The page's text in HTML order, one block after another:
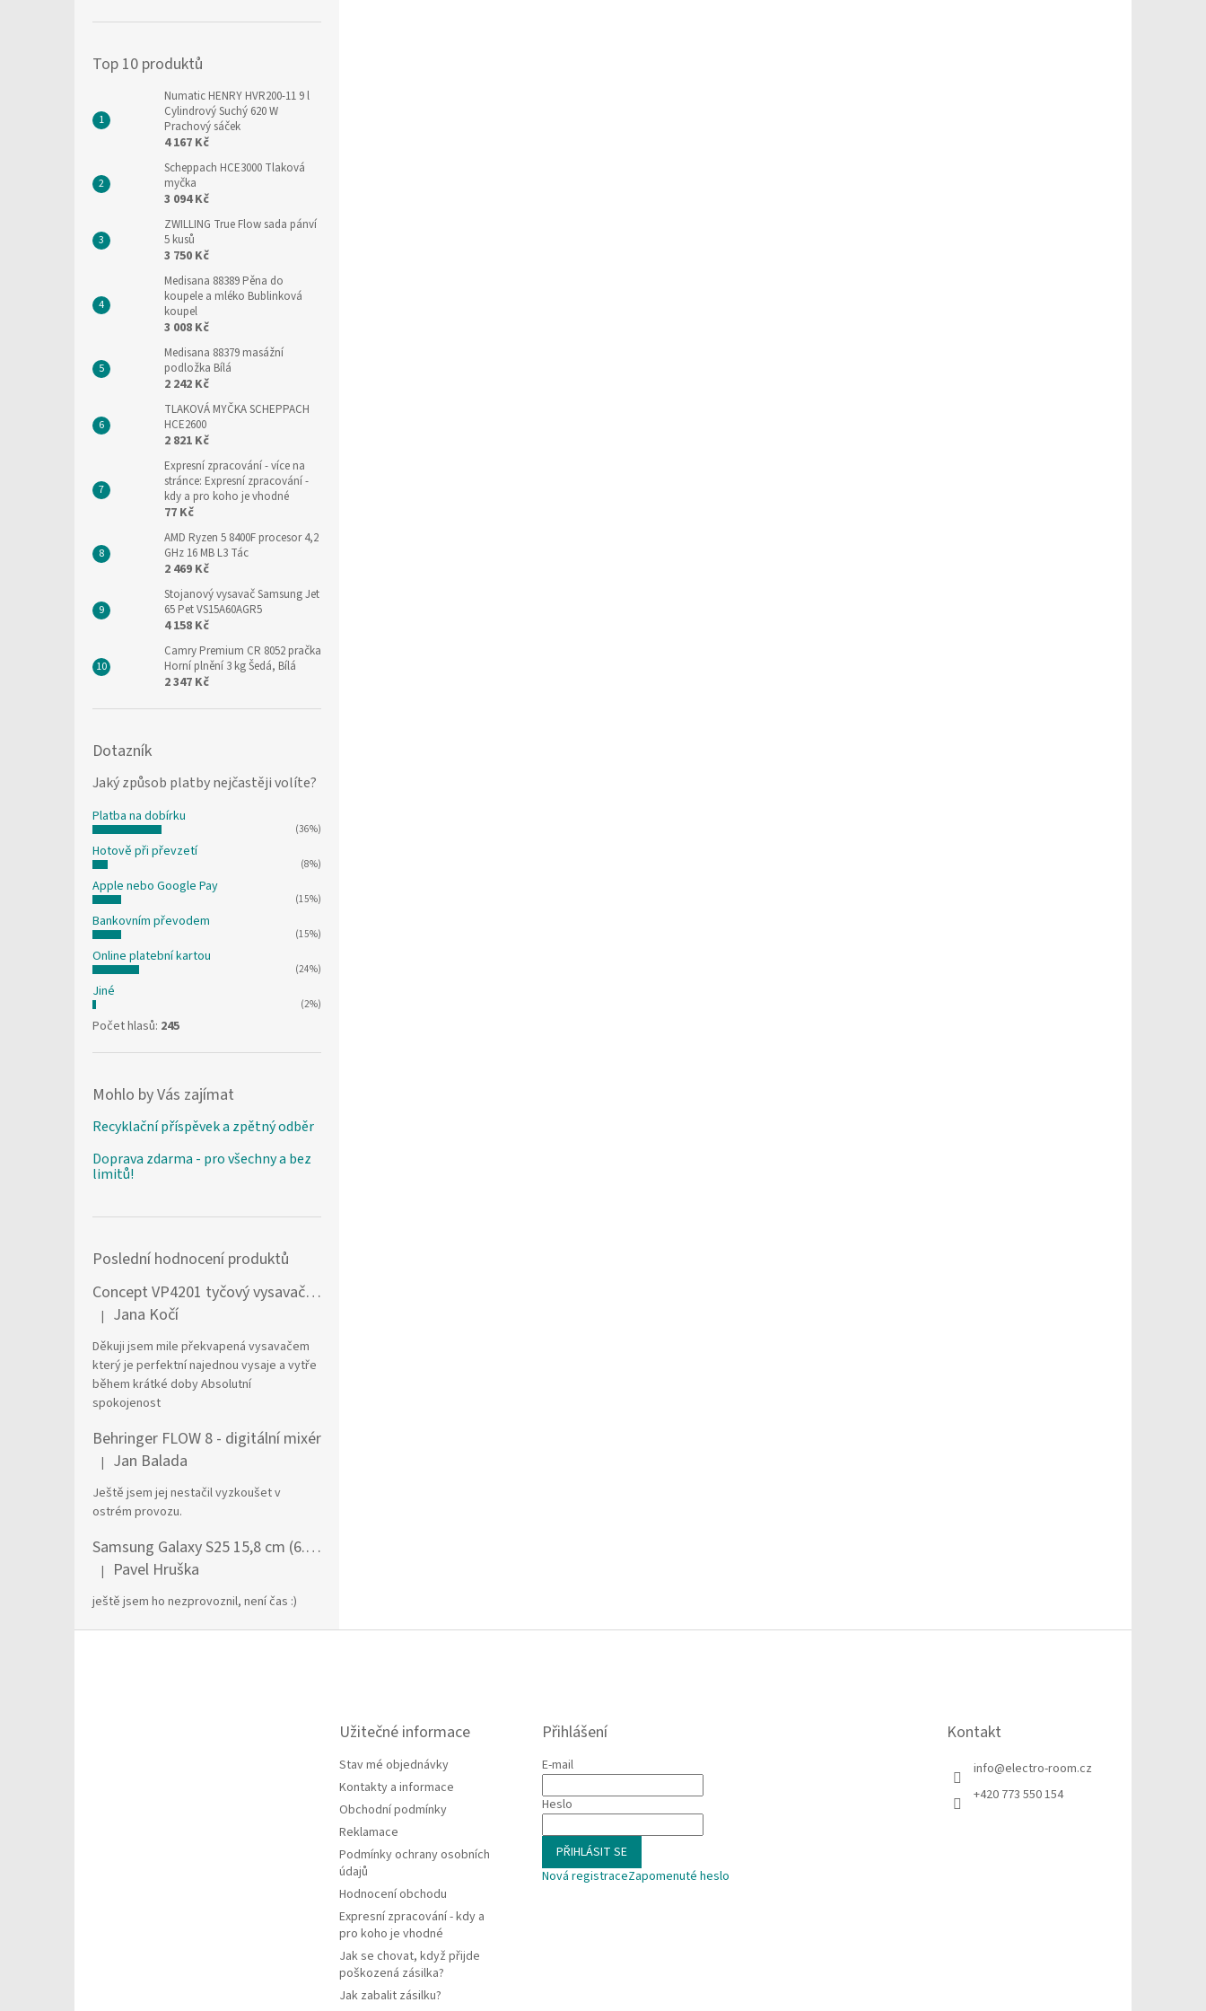
Top 10 produktů
Numatic HENRY HVR200-11 9 l
Cylindrový Suchý 620 W
Prachový sáček
4 167 Kč
Scheppach HCE3000 Tlaková
myčka
3 094 Kč
ZWILLING True Flow sada pánví
5 kusů
3 750 Kč
Medisana 88389 Pěna do
koupele a mléko Bublinková
koupel
3 008 Kč
Medisana 88379 masážní
podložka Bílá
2 242 Kč
TLAKOVÁ MYČKA SCHEPPACH
HCE2600
2 821 Kč
Expresní zpracování- více na
stránce: Expresní zpracování -
kdy a pro koho je vhodné
77 Kč
AMD Ryzen 5 8400F procesor 4,2
GHz 16 MB L3 Tác
2 469 Kč
Stojanový vysavač Samsung Jet
65 Pet VS15A60AGR5
4 158 Kč
Camry Premium CR 8052 pračka
Horní plnění 3 kg Šedá, Bílá
2 347 Kč
Dotazník
Jaký způsob platby nejčastěji volíte?
Platba na dobírku
(36%)
Hotově při převzetí
(8%)
Apple nebo Google Pay
(15%)
Bankovním převodem
(15%)
Online platební kartou
(24%)
Jiné
(2%)
Počet hlasů: 245
Mohlo by Vás zajímat
Recyklační příspěvek a zpětný odběr
Doprava zdarma - pro všechny a bez
limitů!
Poslední hodnocení produktů
Concept VP4201 tyčový vysavač / elektrický smeták Tyčový vysavač 2 v 1 AC Suché a mokré Bezsáčkové 0,6 l 90 W Černá, Stříbrná
Hodnocení produktu je 5 z 5 hvězdiček.
| Jana Kočí
Děkuji jsem mile překvapená vysavačem
který je perfektní najednou vysaje a vytře
během krátké doby Absolutní
spokojenost
Behringer FLOW 8 - digitální mixér
Hodnocení produktu je 5 z 5 hvězdiček.
| Jan Balada
Ještě jsem jej nestačil vyzkoušet v
ostrém provozu.
Samsung Galaxy S25 15,8 cm (6.2") Dual SIM Android 15 5G USB typu C 12 GB 256 GB 4000 mAh Námořnická modrá
Hodnocení produktu je 1 z 5 hvězdiček.
| Pavel Hruška
ještě jsem ho nezprovoznil, není čas :)
Užitečné informace
Stav mé objednávky
Kontakty a informace
Obchodní podmínky
Reklamace
Podmínky ochrany osobních
údajů
Hodnocení obchodu
Expresní zpracování - kdy a
pro koho je vhodné
Jak se chovat, když přijde
poškozená zásilka?
Jak zabalit zásilku?
Přihlášení
E-mail
Heslo
PŘIHLÁSIT SE
Nová registraceZapomenuté heslo
Kontakt
info@electro-room.cz
+420 773 550 154